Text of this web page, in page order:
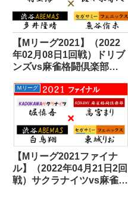
【Mリーグ2021】（2022
年02月08日1回戦）ドリブ
ンズvs麻雀格闘倶楽部
スＭリーグ
【Mリーグ2021ファイナ
ル】（2022年04月21日2回
戦）サクラナイツvs麻雀格